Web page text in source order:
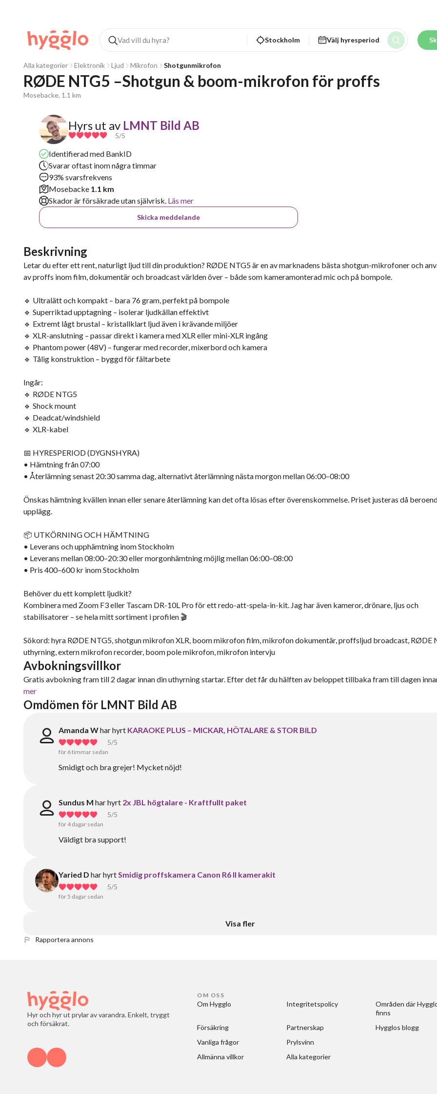
Stockholm Välj hyresperiod
Alla kategorier Elektronik Ljud Mikrofon Shotgunmikrofon
RØDE NTG5 –Shotgun & boom-mikrofon för proffs
Mosebacke, 1.1 km
Hyrs ut av LMNT Bild AB
5/5
Identifierad med BankID
Svarar oftast inom några timmar
93% svarsfrekvens
Mosebacke 1.1 km
Skador är försäkrade utan självrisk. Läs mer
Skicka meddelande
Beskrivning
Letar du efter ett rent, naturligt ljud till din produktion? RØDE NTG5 är en av marknadens bästa shotgun-mikrofoner och
av proffs inom film, dokumentär och broadcast världen över – både som kameramonterad mic och på bompole.
🔹 Ultralätt och kompakt – bara 76 gram, perfekt på bompole
🔹 Superriktad upptagning – isolerar ljudkällan effektivt
🔹 Extremt lågt brustal – kristallklart ljud även i krävande miljöer
🔹 XLR-anslutning – passar direkt i kamera med XLR eller mini-XLR ingång
🔹 Phantom power (48V) – fungerar med recorder, mixerbord och kamera
🔹 Tålig konstruktion – byggd för fältarbete
Ingår:
🔹 RØDE NTG5
🔹 Shock mount
🔹 Deadcat/windshield
🔹 XLR-kabel
📅 HYRESPERIOD (DYGNSHYRA)
• Hämtning från 07:00
• Återlämning senast 20:30 samma dag, alternativt återlämning nästa morgon mellan 06:00–08:00
Önskas hämtning kvällen innan eller senare återlämning kan det ofta lösas efter överenskommelse. Priset justeras då
upplägg.
📦 UTKÖRNING OCH HÄMTNING
• Leverans och upphämtning inom Stockholm
• Leverans mellan 08:00–20:30 eller morgonhämtning möjlig mellan 06:00–08:00
• Pris 400–600 kr inom Stockholm
Behöver du ett komplett ljudkit?
Kombinera med Zoom F3 eller Tascam DR-10L Pro för ett redo-att-spela-in-kit. Jag har även kameror, drönare, ljus och
stabilisatorer – se hela mitt sortiment i profilen 🎬
Sökord: hyra RØDE NTG5, shotgun mikrofon XLR, boom mikrofon film, mikrofon dokumentär, proffsljud broadcast, RØDE
uthyrning, extern mikrofon recorder, boom pole mikrofon, mikrofon intervju
Avbokningsvillkor
Gratis avbokning fram till 2 dagar innan din uthyrning startar. Efter det får du hälften av beloppet tillbaka fram till dagen
mer
Omdömen för LMNT Bild AB
Amanda Whar hyrt KARAOKE PLUS – MICKAR, HÖTALARE & STOR BILD
5/5
för 6 timmar sedan
Smidigt och bra grejer! Mycket nöjd!
Sundus M har hyrt 2x JBL högtalare - Kraftfullt paket
5/5
för 4 dagar sedan
Väldigt bra support!
Yaried D har hyrtSmidig proffskamera Canon R6 II kamerakit
5/5
för 5 dagar sedan
Visa fler
Rapportera annons
Hyr och hyr ut prylar av varandra. Enkelt, tryggt
och försäkrat.
OM OSS
Om Hygglo
Försäkring
Vanliga frågor
Allmänna villkor
Integritetspolicy
Partnerskap
Prylsvinn
Alla kategorier
Områden där
finns
Hygglos blogg